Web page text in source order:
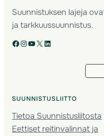
Suunnistuksen lajeja
ja tarkkuussuunnistus.
Facebook Instagram YouTube X LinkedIn
SUUNNISTUSLIITTO
Tietoa Suunnistusliitosta
Eettiset reitinvalinnat ja